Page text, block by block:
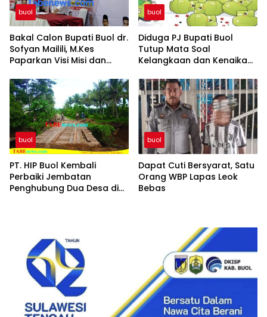
buol
Bakal Calon Bupati Buol dr.
Sofyan Mailili, M.Kes
Paparkan Visi Misi dan
Pembangunan Buol
Berkelanjutan
buol
Diduga PJ Bupati Buol
Tutup Mata Soal
Kelangkaan dan Kenaikan
Pangkalan dan Pengecer
buol
PT. HIP Buol Kembali
Perbaiki Jembatan
Penghubung Dua Desa di
buol
Dapat Cuti Bersyarat, Satu
Orang WBP Lapas Leok
Bebas